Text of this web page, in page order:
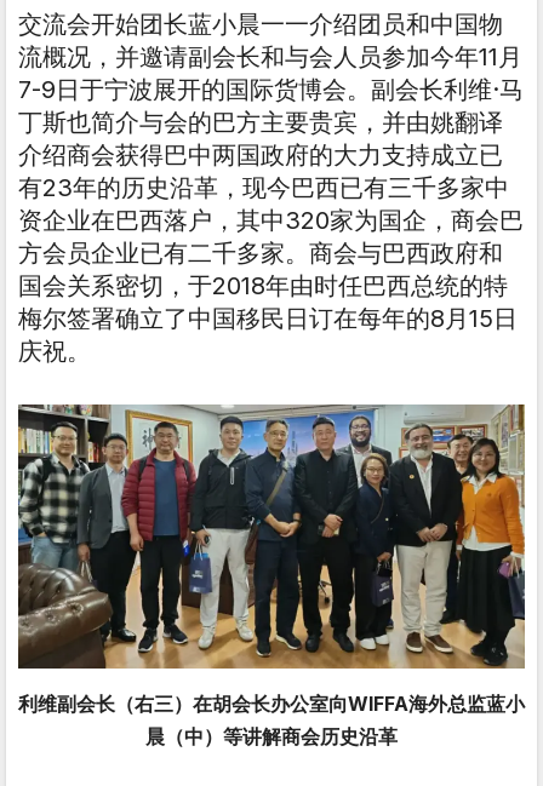
交流会开始团长蓝小晨一一介绍团员和中国物
流概况，并邀请副会长和与会人员参加今年11月
7-9日于宁波展开的国际货博会。副会长利维·马
丁斯也简介与会的巴方主要贵宾，并由姚翻译
介绍商会获得巴中两国政府的大力支持成立已
有23年的历史沿革，现今巴西已有三千多家中
资企业在巴西落户，其中320家为国企，商会巴
方会员企业已有二千多家。商会与巴西政府和
国会关系密切，于2018年由时任巴西总统的特
梅尔签署确立了中国移民日订在每年的8月15日
庆祝。
利维副会长（右三）在胡会长办公室向WIFFA海外总监蓝小
晨（中）等讲解商会历史沿革